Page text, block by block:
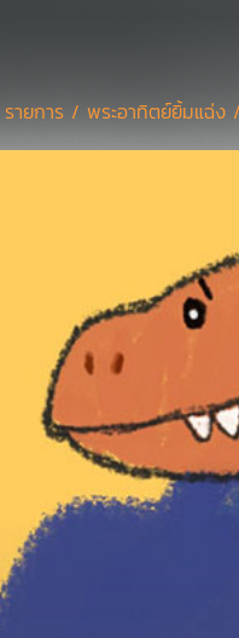
รายการ /พระอาทิตย์ยิ้มแฉ่ง /